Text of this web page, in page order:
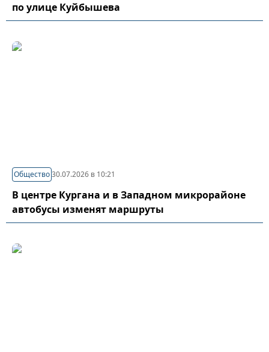
по улице Куйбышева
Общество30.07.2026 в 10:21
В центре Кургана и в Западном микрорайоне
автобусы изменят маршруты